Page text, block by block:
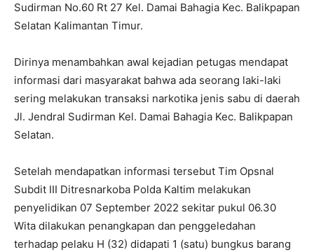
Sudirman No.60 Rt 27 Kel. Damai Bahagia Kec. Balikpapan
Selatan Kalimantan Timur.
Dirinya menambahkan awal kejadian petugas mendapat
informasi dari masyarakat bahwa ada seorang laki-laki
sering melakukan transaksi narkotika jenis sabu di daerah
Jl. Jendral Sudirman Kel. Damai Bahagia Kec. Balikpapan
Selatan.
Setelah mendapatkan informasi tersebut Tim Opsnal
Subdit III Ditresnarkoba Polda Kaltim melakukan
penyelidikan 07 September 2022 sekitar pukul 06.30
Wita dilakukan penangkapan dan penggeledahan
terhadap pelaku H (32) didapati 1 (satu) bungkus barang